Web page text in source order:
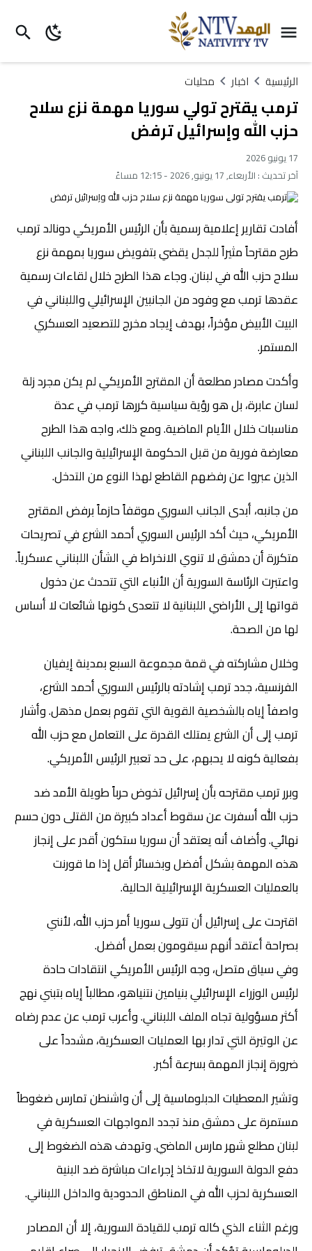
الرئيسية اخبار محليات
ترمب يقترح تولي سوريا مهمة نزع سلاح
حزب الله وإسرائيل ترفض
17 يونيو 2026
آخر تحديث : الأربعاء, 17 يونيو, 2026 - 12:15 مساءً
أفادت تقارير إعلامية رسمية بأن الرئيس الأمريكي دونالد ترمب
طرح مقترحاً مثيراً للجدل يقضي بتفويض سوريا بمهمة نزع
سلاح حزب الله في لبنان. وجاء هذا الطرح خلال لقاءات رسمية
عقدها ترمب مع وفود من الجانبين الإسرائيلي واللبناني في
البيت الأبيض مؤخراً، بهدف إيجاد مخرج للتصعيد العسكري
المستمر.
وأكدت مصادر مطلعة أن المقترح الأمريكي لم يكن مجرد زلة
لسان عابرة، بل هو رؤية سياسية كررها ترمب في عدة
مناسبات خلال الأيام الماضية. ومع ذلك، واجه هذا الطرح
معارضة فورية من قبل الحكومة الإسرائيلية والجانب اللبناني
الذين عبروا عن رفضهم القاطع لهذا النوع من التدخل.
من جانبه، أبدى الجانب السوري موقفاً حازماً برفض المقترح
الأمريكي، حيث أكد الرئيس السوري أحمد الشرع في تصريحات
متكررة أن دمشق لا تنوي الانخراط في الشأن اللبناني عسكرياً.
واعتبرت الرئاسة السورية أن الأنباء التي تتحدث عن دخول
قواتها إلى الأراضي اللبنانية لا تتعدى كونها شائعات لا أساس
لها من الصحة.
وخلال مشاركته في قمة مجموعة السبع بمدينة إيفيان
الفرنسية، جدد ترمب إشادته بالرئيس السوري أحمد الشرع،
واصفاً إياه بالشخصية القوية التي تقوم بعمل مذهل. وأشار
ترمب إلى أن الشرع يمتلك القدرة على التعامل مع حزب الله
بفعالية كونه لا يحبهم، على حد تعبير الرئيس الأمريكي.
وبرر ترمب مقترحه بأن إسرائيل تخوض حرباً طويلة الأمد ضد
حزب الله أسفرت عن سقوط أعداد كبيرة من القتلى دون حسم
نهائي. وأضاف أنه يعتقد أن سوريا ستكون أقدر على إنجاز
هذه المهمة بشكل أفضل وبخسائر أقل إذا ما قورنت
بالعمليات العسكرية الإسرائيلية الحالية.
اقترحت على إسرائيل أن تتولى سوريا أمر حزب الله، لأنني
بصراحة أعتقد أنهم سيقومون بعمل أفضل.
وفي سياق متصل، وجه الرئيس الأمريكي انتقادات حادة
لرئيس الوزراء الإسرائيلي بنيامين نتنياهو، مطالباً إياه بتبني نهج
أكثر مسؤولية تجاه الملف اللبناني. وأعرب ترمب عن عدم رضاه
عن الوتيرة التي تدار بها العمليات العسكرية، مشدداً على
ضرورة إنجاز المهمة بسرعة أكبر.
وتشير المعطيات الدبلوماسية إلى أن واشنطن تمارس ضغوطاً
مستمرة على دمشق منذ تجدد المواجهات العسكرية في
لبنان مطلع شهر مارس الماضي. وتهدف هذه الضغوط إلى
دفع الدولة السورية لاتخاذ إجراءات مباشرة ضد البنية
العسكرية لحزب الله في المناطق الحدودية والداخل اللبناني.
ورغم الثناء الذي كاله ترمب للقيادة السورية، إلا أن المصادر